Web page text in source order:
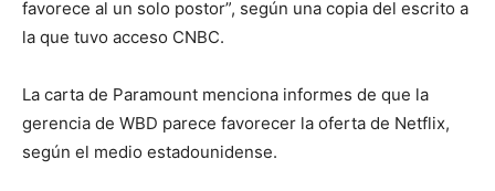
favorece al un solo postor”, según una copia del escrito a
la que tuvo acceso CNBC.
La carta de Paramount menciona informes de que la
gerencia de WBD parece favorecer la oferta de Netflix,
según el medio estadounidense.